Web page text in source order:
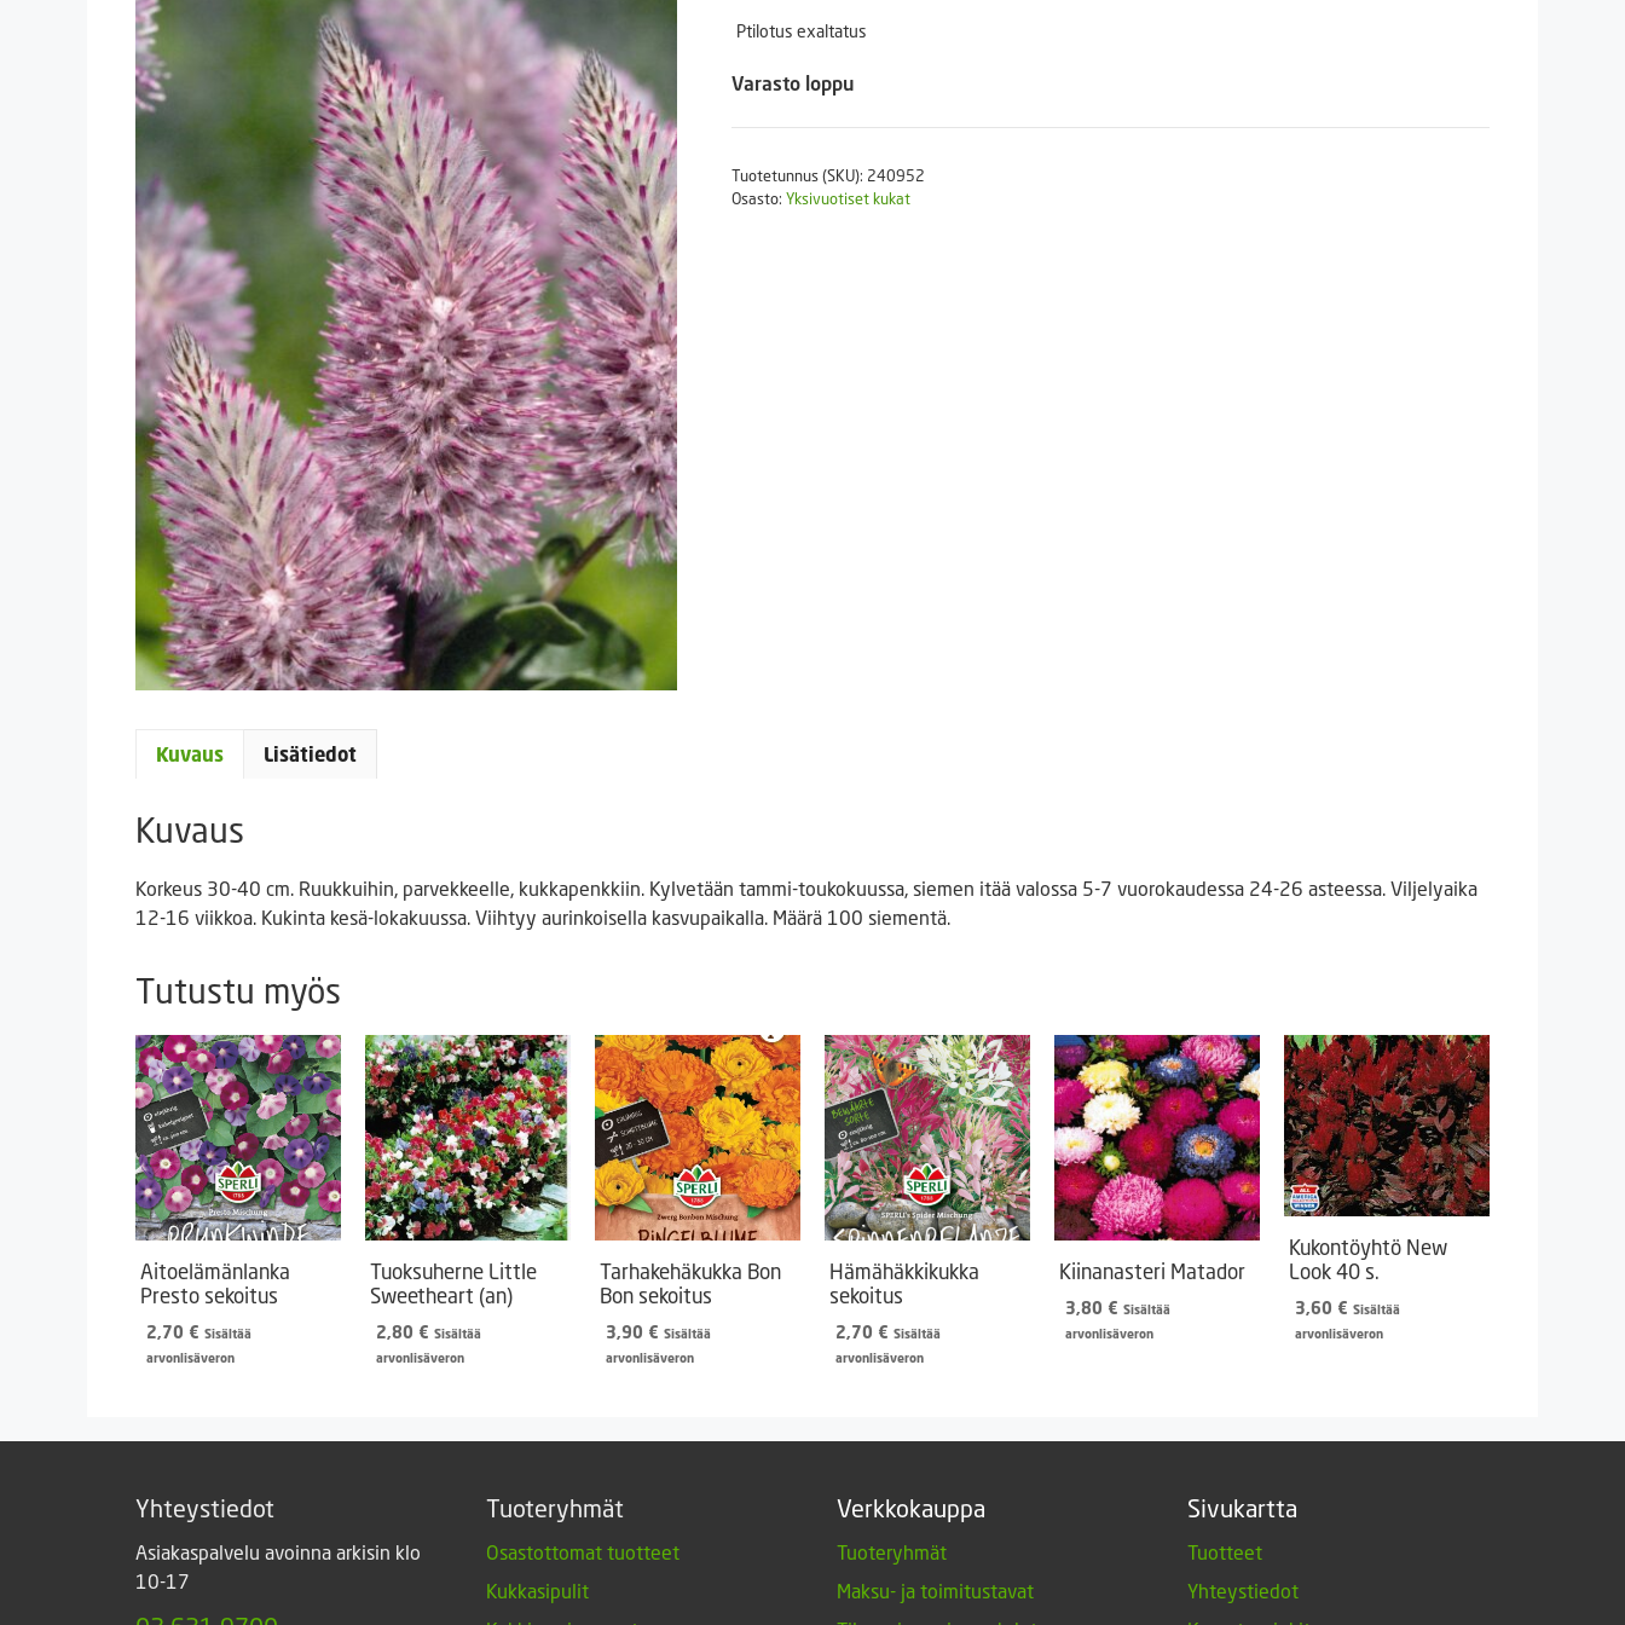
Ptilotus exaltatus
Varasto loppu
Tuotetunnus (SKU): 240952
Osasto: Yksivuotiset kukat
Kuvaus Lisätiedot
Kuvaus
Korkeus 30-40 cm. Ruukkuihin, parvekkeelle, kukkapenkkiin. Kylvetään tammi-toukokuussa, siemen itää valossa 5-7 vuorokaudessa 24-26 asteessa. Viljelyaika
12-16 viikkoa. Kukinta kesä-lokakuussa. Viihtyy aurinkoisella kasvupaikalla. Määrä 100 siementä.
Tutustu myös
Aitoelämänlanka
Presto sekoitus
2,70 € Sisältää
arvonlisäveron
Tuoksuherne Little
Sweetheart (an)
2,80 € Sisältää
arvonlisäveron
Tarhakehäkukka Bon
Bon sekoitus
3,90 € Sisältää
arvonlisäveron
Hämähäkkikukka
sekoitus
2,70 € Sisältää
arvonlisäveron
Kiinanasteri Matador
3,80 € Sisältää
arvonlisäveron
Kukontöyhtö New
Look 40 s.
3,60 € Sisältää
arvonlisäveron
Yhteystiedot
Asiakaspalvelu avoinna arkisin klo
10-17
Tuoteryhmät
Osastottomat tuotteet
Kukkasipulit
Verkkokauppa
Tuoteryhmät
Maksu- ja toimitustavat
Sivukartta
Tuotteet
Yhteystiedot